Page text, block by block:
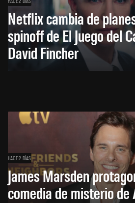
Netflix cambia de
spinoff de El Juego del
David Fincher
HACE 2 DÍAS
James Marsden
comedia de misterio de